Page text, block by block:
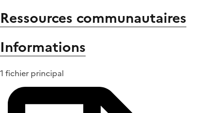
Ressources communautaires
Informations
1 fichier principal